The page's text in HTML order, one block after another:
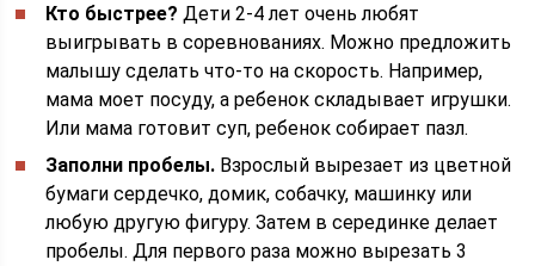
Кто быстрее? Дети 2-4 лет очень любят
выигрывать в соревнованиях. Можно предложить
малышу сделать что-то на скорость. Например,
мама моет посуду, а ребенок складывает игрушки.
Или мама готовит суп, ребенок собирает пазл.
Заполни пробелы. Взрослый вырезает из цветной
бумаги сердечко, домик, собачку, машинку или
любую другую фигуру. Затем в серединке делает
пробелы. Для первого раза можно вырезать 3